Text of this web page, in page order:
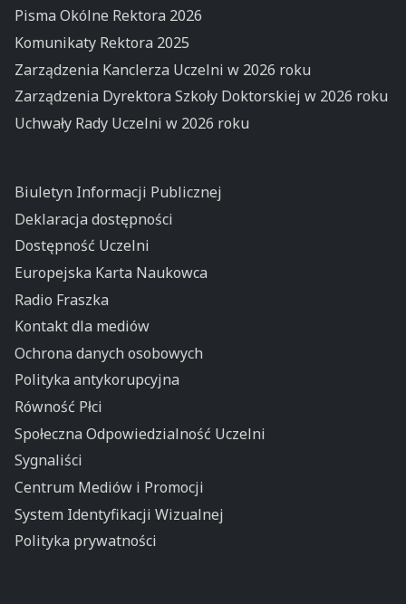
Pisma Okólne Rektora 2026
Komunikaty Rektora 2025
Zarządzenia Kanclerza Uczelni w 2026 roku
Zarządzenia Dyrektora Szkoły Doktorskiej w 2026 roku
Uchwały Rady Uczelni w 2026 roku
Biuletyn Informacji Publicznej
Deklaracja dostępności
Dostępność Uczelni
Europejska Karta Naukowca
Radio Fraszka
Kontakt dla mediów
Ochrona danych osobowych
Polityka antykorupcyjna
Równość Płci
Społeczna Odpowiedzialność Uczelni
Sygnaliści
Centrum Mediów i Promocji
System Identyfikacji Wizualnej
Polityka prywatności